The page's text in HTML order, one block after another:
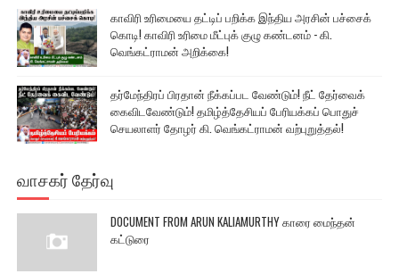
காவிரி உரிமையை தட்டிப் பறிக்க இந்திய அரசின் பச்சைக்
கொடி! காவிரி உரிமை மீட்புக் குழு கண்டனம் - கி.
வெங்கட்ராமன் அறிக்கை!
தர்மேந்திரப் பிரதான் நீக்கப்பட வேண்டும்! நீட் தேர்வைக்
கைவிடவேண்டும்! தமிழ்த்தேசியப் பேரியக்கப் பொதுச்
செயலாளர் தோழர் கி. வெங்கட்ராமன் வற்புறுத்தல்!
வாசகர் தேர்வு
DOCUMENT FROM ARUN KALIAMURTHY காரை மைந்தன்
கட்டுரை